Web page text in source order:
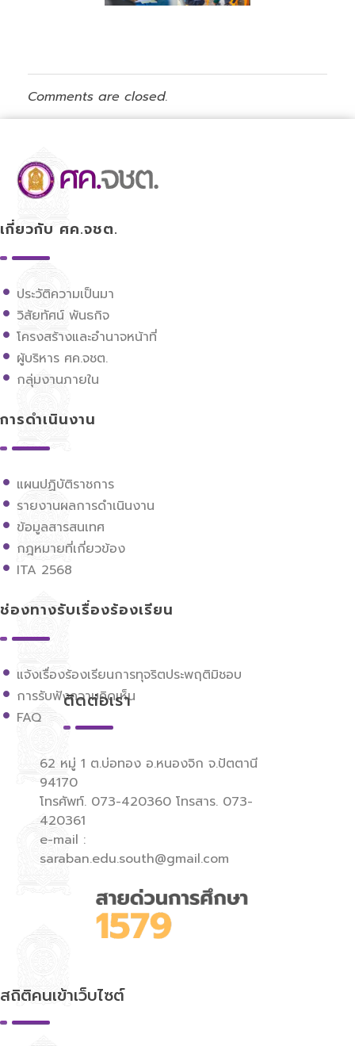
Comments are closed.
เกี่ยวกับ ศค.จชต.
ประวัติความเป็นมา
วิสัยทัศน์ พันธกิจ
โครงสร้างและอำนาจหน้าที่
ผู้บริหาร ศค.จชต.
กลุ่มงานภายใน
การดำเนินงาน
แผนปฏิบัติราชการ
รายงานผลการดำเนินงาน
ข้อมูลสารสนเทศ
กฎหมายที่เกี่ยวข้อง
ITA 2568
ช่องทางรับเรื่องร้องเรียน
แจ้งเรื่องร้องเรียนการทุจริตประพฤติมิชอบ
การรับฟังความคิดเห็น
FAQ
ติดต่อเรา
62 หมู่ 1 ต.บ่อทอง อ.หนองจิก จ.ปัตตานี
94170
โทรศัพท์. 073-420360 โทรสาร. 073-
420361
e-mail :
saraban.edu.south@gmail.com
สถิติคนเข้าเว็บไซต์